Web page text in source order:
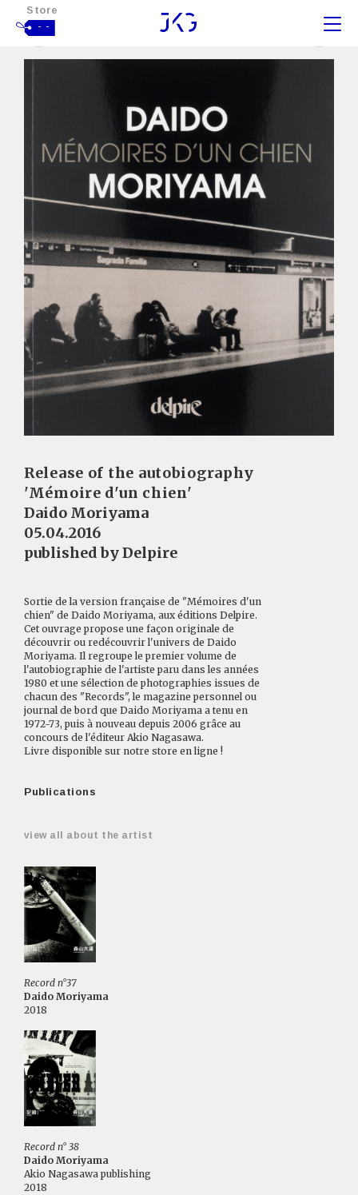
Store
- -
Release of the autobiography
'Mémoire d'un chien'
Daido Moriyama
05.04.2016
published by Delpire
Sortie de la version française de "Mémoires d'un
chien" de Daido Moriyama, aux éditions Delpire.
Cet ouvrage propose une façon originale de
découvrir ou redécouvrir l'univers de Daido
Moriyama. Il regroupe le premier volume de
l'autobiographie de l'artiste paru dans les années
1980 et une sélection de photographies issues de
chacun des "Records", le magazine personnel ou
journal de bord que Daido Moriyama a tenu en
1972-73, puis à nouveau depuis 2006 grâce au
concours de l'éditeur Akio Nagasawa.
Livre disponible sur notre store en ligne !
Publications
view all about the artist
Record n°37
Daido Moriyama
2018
Record n° 38
Daido Moriyama
Akio Nagasawa publishing
2018